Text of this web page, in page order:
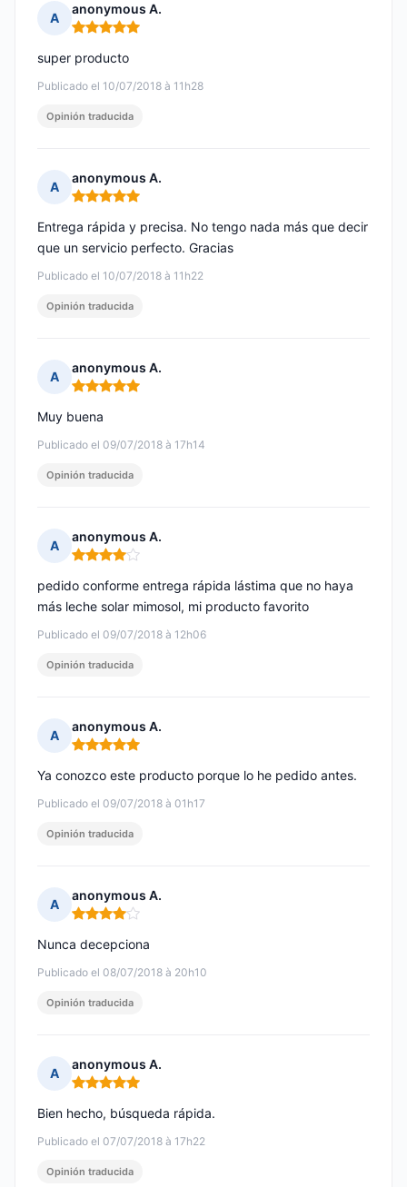
A
anonymous A.
Nota: 5 de 5
Publicado el 10/07/2018 à 11h28
super producto
Opinión traducida
A
anonymous A.
Nota: 5 de 5
Publicado el 10/07/2018 à 11h22
Entrega rápida y precisa. No tengo nada más que decir
que un servicio perfecto. Gracias
Opinión traducida
A
anonymous A.
Nota: 5 de 5
Publicado el 09/07/2018 à 17h14
Muy buena
Opinión traducida
A
anonymous A.
Nota: 4 de 5
Publicado el 09/07/2018 à 12h06
pedido conforme entrega rápida lástima que no haya
más leche solar mimosol, mi producto favorito
Opinión traducida
A
anonymous A.
Nota: 5 de 5
Publicado el 09/07/2018 à 01h17
Ya conozco este producto porque lo he pedido antes.
Opinión traducida
A
anonymous A.
Nota: 4 de 5
Publicado el 08/07/2018 à 20h10
Nunca decepciona
Opinión traducida
A
anonymous A.
Nota: 5 de 5
Publicado el 07/07/2018 à 17h22
Bien hecho, búsqueda rápida.
Opinión traducida